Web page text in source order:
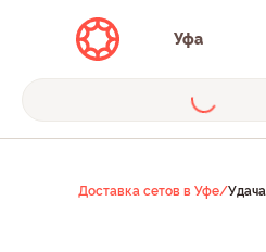
Уфа
Доставка сетов в Уфе/